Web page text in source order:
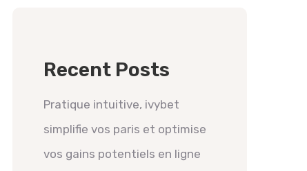
Recent Posts
Pratique intuitive, ivybet
simplifie vos paris et optimise
vos gains potentiels en ligne